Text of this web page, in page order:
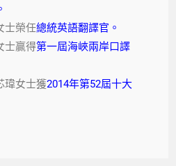
士榮任總統英語翻譯官。
士贏得第一屆海峽兩岸口譯
瑋女士獲2014年第52屆十大